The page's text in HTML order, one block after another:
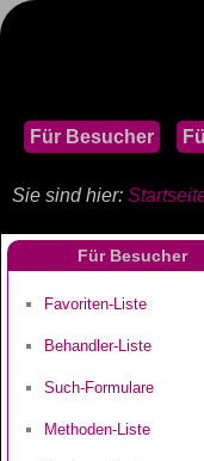
Für Besucher
Sie sind hier:
Für Besucher
Favoriten-Liste
Behandler-Liste
Such-Formulare
Methoden-Liste